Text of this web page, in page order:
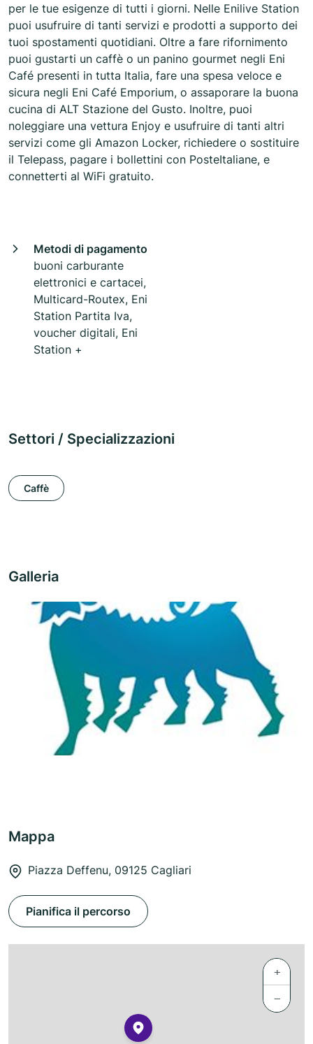
per le tue esigenze di tutti i giorni. Nelle Enilive Station
puoi usufruire di tanti servizi e prodotti a supporto dei
tuoi spostamenti quotidiani. Oltre a fare rifornimento
puoi gustarti un caffè o un panino gourmet negli Eni
Café presenti in tutta Italia, fare una spesa veloce e
sicura negli Eni Café Emporium, o assaporare la buona
cucina di ALT Stazione del Gusto. Inoltre, puoi
noleggiare una vettura Enjoy e usufruire di tanti altri
servizi come gli Amazon Locker, richiedere o sostituire
il Telepass, pagare i bollettini con PosteItaliane, e
connetterti al WiFi gratuito.
Metodi di pagamento
buoni carburante
elettronici e cartacei,
Multicard-Routex, Eni
Station Partita Iva,
voucher digitali, Eni
Station +
Settori / Specializzazioni
Caffè
Galleria
Mappa
Piazza Deffenu, 09125 Cagliari
Pianifica il percorso
+
−